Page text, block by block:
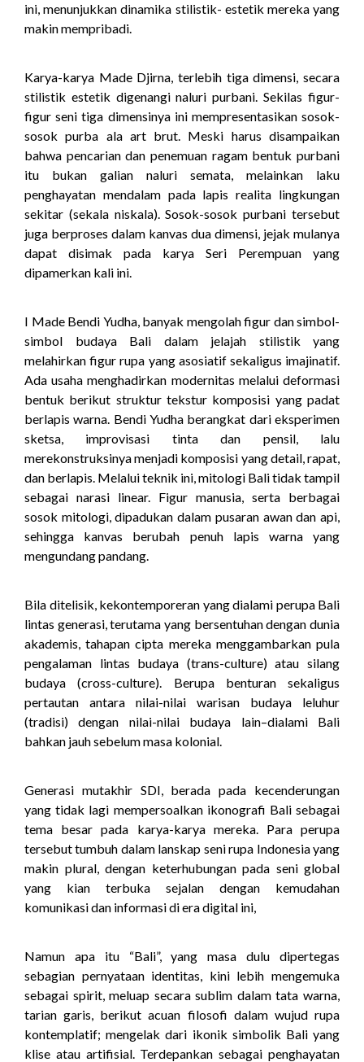
ini, menunjukkan dinamika stilistik- estetik mereka yang
makin mempribadi.
Karya-karya Made Djirna, terlebih tiga dimensi, secara
stilistik estetik digenangi naluri purbani. Sekilas figur-
figur seni tiga dimensinya ini mempresentasikan sosok-
sosok purba ala art brut. Meski harus disampaikan
bahwa pencarian dan penemuan ragam bentuk purbani
itu bukan galian naluri semata, melainkan laku
penghayatan mendalam pada lapis realita lingkungan
sekitar (sekala niskala). Sosok-sosok purbani tersebut
juga berproses dalam kanvas dua dimensi, jejak mulanya
dapat disimak pada karya Seri Perempuan yang
dipamerkan kali ini.
I Made Bendi Yudha, banyak mengolah figur dan simbol-
simbol budaya Bali dalam jelajah stilistik yang
melahirkan figur rupa yang asosiatif sekaligus imajinatif.
Ada usaha menghadirkan modernitas melalui deformasi
bentuk berikut struktur tekstur komposisi yang padat
berlapis warna. Bendi Yudha berangkat dari eksperimen
sketsa, improvisasi tinta dan pensil, lalu
merekonstruksinya menjadi komposisi yang detail, rapat,
dan berlapis. Melalui teknik ini, mitologi Bali tidak tampil
sebagai narasi linear. Figur manusia, serta berbagai
sosok mitologi, dipadukan dalam pusaran awan dan api,
sehingga kanvas berubah penuh lapis warna yang
mengundang pandang.
Bila ditelisik, kekontemporeran yang dialami perupa Bali
lintas generasi, terutama yang bersentuhan dengan dunia
akademis, tahapan cipta mereka menggambarkan pula
pengalaman lintas budaya (trans-culture) atau silang
budaya (cross-culture). Berupa benturan sekaligus
pertautan antara nilai-nilai warisan budaya leluhur
(tradisi) dengan nilai-nilai budaya lain–dialami Bali
bahkan jauh sebelum masa kolonial.
Generasi mutakhir SDI, berada pada kecenderungan
yang tidak lagi mempersoalkan ikonografi Bali sebagai
tema besar pada karya-karya mereka. Para perupa
tersebut tumbuh dalam lanskap seni rupa Indonesia yang
makin plural, dengan keterhubungan pada seni global
yang kian terbuka sejalan dengan kemudahan
komunikasi dan informasi di era digital ini,
Namun apa itu “Bali”, yang masa dulu dipertegas
sebagian pernyataan identitas, kini lebih mengemuka
sebagai spirit, meluap secara sublim dalam tata warna,
tarian garis, berikut acuan filosofi dalam wujud rupa
kontemplatif; mengelak dari ikonik simbolik Bali yang
klise atau artifisial. Terdepankan sebagai penghayatan